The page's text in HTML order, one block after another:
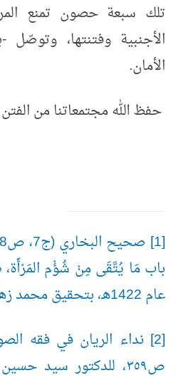
تلك سبعة حصون تمنع
الأجنبية وفتنتها، وتوصّل
الأمان.
حفظ الله مجتمعاتنا من
عام 1422هـ، بتحقيق محمد زهير بن ناصر الناصر.
ص٣٥٩، للدكتور سيد